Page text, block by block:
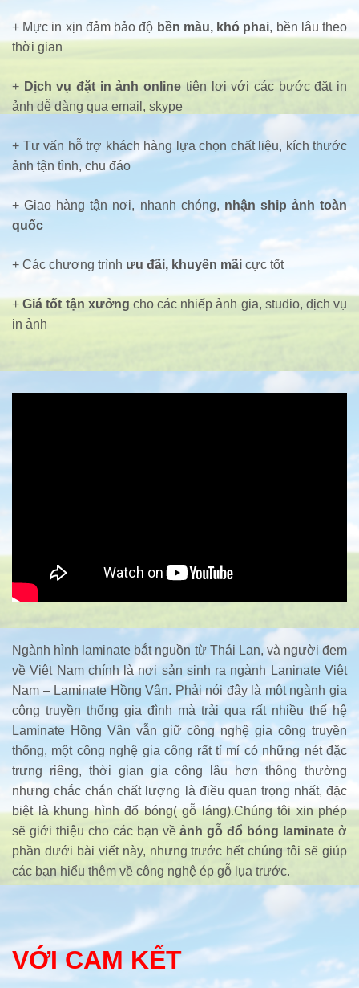
+ Mực in xịn đảm bảo độ bền màu, khó phai, bền lâu theo
thời gian
+ Dịch vụ đặt in ảnh online tiện lợi với các bước đặt in
ảnh dễ dàng qua email, skype
+ Tư vấn hỗ trợ khách hàng lựa chọn chất liệu, kích thước
ảnh tận tình, chu đáo
+ Giao hàng tận nơi, nhanh chóng, nhận ship ảnh toàn
quốc
+ Các chương trình ưu đãi, khuyến mãi cực tốt
+Giá tốt tận xưởng cho các nhiếp ảnh gia, studio, dịch vụ
in ảnh
Ngành hình laminate bắt nguồn từ Thái Lan, và người đem
về Việt Nam chính là nơi sản sinh ra ngành Laninate Việt
Nam – Laminate Hồng Vân. Phải nói đây là một ngành gia
công truyền thống gia đình mà trải qua rất nhiều thế hệ
Laminate Hồng Vân vẫn giữ công nghệ gia công truyền
thống, một công nghệ gia công rất tỉ mỉ có những nét đặc
trưng riêng, thời gian gia công lâu hơn thông thường
nhưng chắc chắn chất lượng là điều quan trọng nhất, đặc
biệt là khung hình đổ bóng( gỗ láng).Chúng tôi xin phép
sẽ giới thiệu cho các bạn vềảnh gỗ đổ bóng laminateở
phần dưới bài viết này, nhưng trước hết chúng tôi sẽ giúp
các bạn hiểu thêm về công nghệ ép gỗ lụa trước.
VỚI CAM KẾT